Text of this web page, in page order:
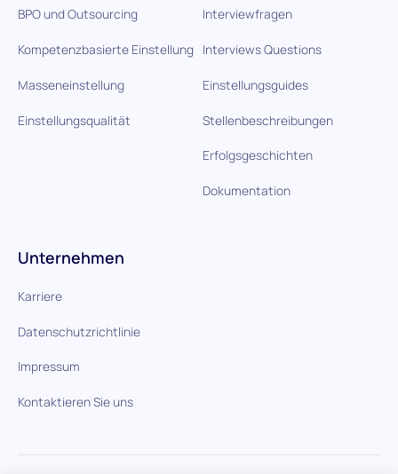
BPO und Outsourcing
Kompetenzbasierte Einstellung
Masseneinstellung
Einstellungsqualität
Interviewfragen
Interviews Questions
Einstellungsguides
Stellenbeschreibungen
Erfolgsgeschichten
Dokumentation
Unternehmen
Karriere
Datenschutzrichtlinie
Impressum
Kontaktieren Sie uns